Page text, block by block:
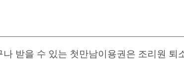
받을 수 있는 첫만남이용권은 조리원